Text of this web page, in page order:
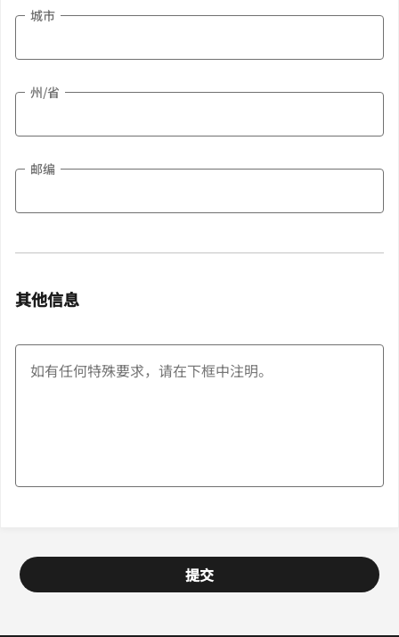
城市
州/省
邮编
其他信息
提交